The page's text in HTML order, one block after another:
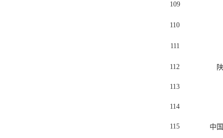
109
110
111
112
113
114
115 中